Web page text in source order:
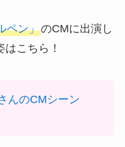
ペン」のCMに出演し
こちら！
んのCMシーン